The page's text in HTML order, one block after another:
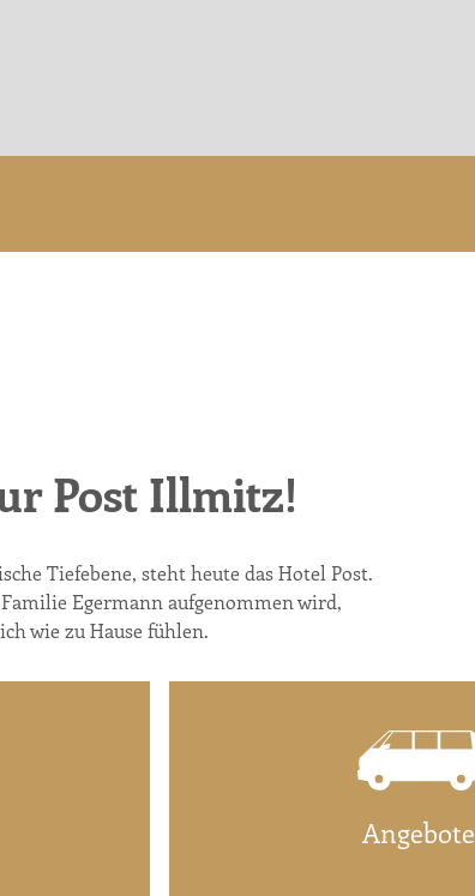
Post Illmitz!
Tiefebene, steht heute das Hotel Post.
Egermann aufgenommen wird,
wie zu Hause fühlen.
Angebote